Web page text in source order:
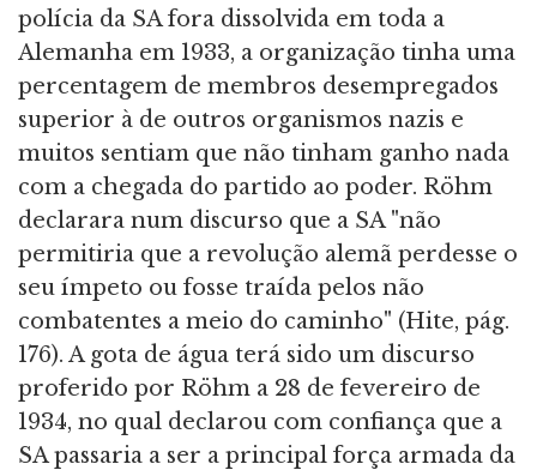
polícia da SA fora dissolvida em toda a
Alemanha em 1933, a organização tinha uma
percentagem de membros desempregados
superior à de outros organismos nazis e
muitos sentiam que não tinham ganho nada
com a chegada do partido ao poder. Röhm
declarara num discurso que a SA "não
permitiria que a revolução alemã perdesse o
seu ímpeto ou fosse traída pelos não
combatentes a meio do caminho" (Hite, pág.
176). A gota de água terá sido um discurso
proferido por Röhm a 28 de fevereiro de
1934, no qual declarou com confiança que a
SA passaria a ser a principal força armada da